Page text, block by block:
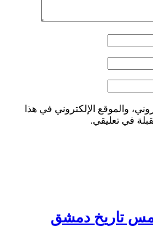
والموقع الإلكتروني في هذا
في تعليقي.
تاريخ دمشق